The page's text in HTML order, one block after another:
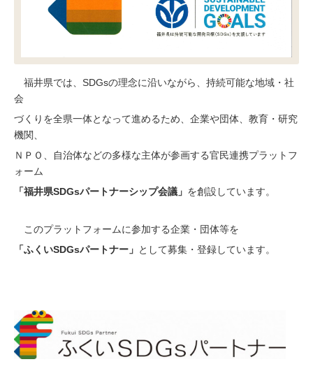
福井県では、SDGsの理念に沿いながら、持続可能な地域・ 社
会
づくりを全県一体となって進めるため、企業や団体、 教育・研究
機関、
ＮＰＯ、
自治体などの多様な主体が参画する官民連携プラットフ
ォーム
「福井県SDGsパートナーシップ会議」 を創設しています。
このプラットフォームに参加する企業・団体等を
「ふくいSDGsパートナー」 として募集・登録しています。